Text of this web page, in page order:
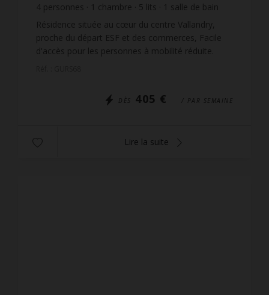
4 personnes 1 chambre 5 lits 1 salle de bain
wi-fi
Résidence située au cœur du centre Vallandry,
proche du départ ESF et des commerces, Facile
d'accès pour les personnes à mobilité réduite.
DÈS 405 € / PAR SEMAINE
Lire la suite